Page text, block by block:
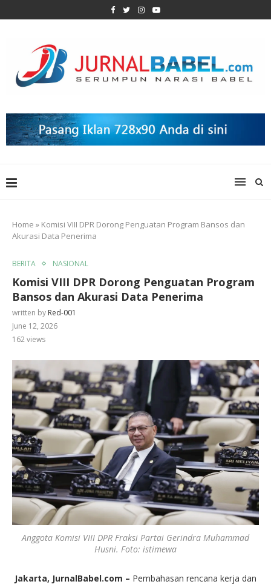
Home » Komisi VIII DPR Dorong Penguatan Program Bansos dan
Akurasi Data Penerima
BERITA NASIONAL
Komisi VIII DPR Dorong Penguatan Program
Bansos dan Akurasi Data Penerima
written by Red-001
June 12, 2026
162views
Anggota Komisi VIII DPR Fraksi Partai Gerindra Muhammad
Husni. Foto: istimewa
Jakarta, JurnalBabel.com – Pembahasan rencana kerja dan